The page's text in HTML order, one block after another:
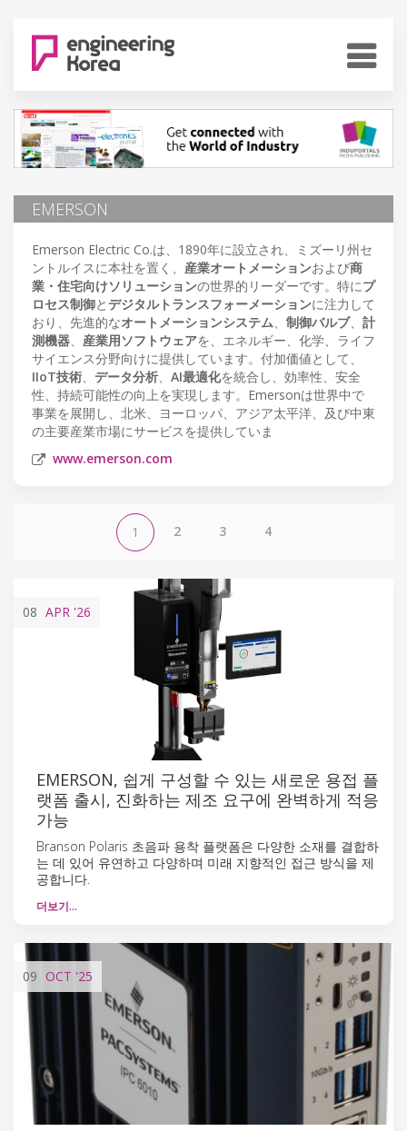
EMERSON
Emerson Electric Co.は、1890年に設立され、ミズーリ州セ
ントルイスに本社を置く、 産業オートメーションおよび商
業・住宅向けソリューションの世界的リーダーです。特にプ
ロセス制御とデジタルトランスフォーメーションに注力して
おり、先進的なオートメーションシステム、 制御バルブ、 計
測機器、 産業用ソフトウェアを、エネルギー、化学、ライフ
サイエンス分野向けに提供しています。付加価値として、
IIoT技術、 データ分析、 AI最適化を統合し、効率性、安全
性、持続可能性の向上を実現します。Emersonは世界中で
事業を展開し、北米、ヨーロッパ、アジア太平洋、及び中東
の主要産業市場にサービスを提供していま
www.emerson.com
1 2 3 4
08 APR '26
EMERSON, 쉽게 구성할 수 있는 새로운 용접 플
랫폼 출시, 진화하는 제조 요구에 완벽하게 적응
가능
Branson Polaris 초음파 용착 플랫폼은 다양한 소재를 결합하
는 데 있어 유연하고 다양하며 미래 지향적인 접근 방식을 제
공합니다.
더보기…
09 OCT '25